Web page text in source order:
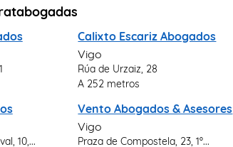
Calixto Escariz Abogados
Vigo
Rúa de Urzaiz, 28
A 252 metros
10,...
Vento Abogados & Asesores
Vigo
Praza de Compostela, 23, 1º...